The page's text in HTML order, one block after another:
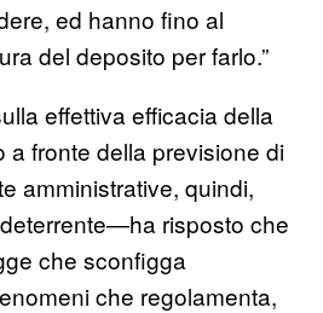
ed hanno fino al
del deposito per farlo.”
effettiva efficacia della
fronte della previsione di
amministrative, quindi,
risposto che
che sconfigga
che regolamenta,